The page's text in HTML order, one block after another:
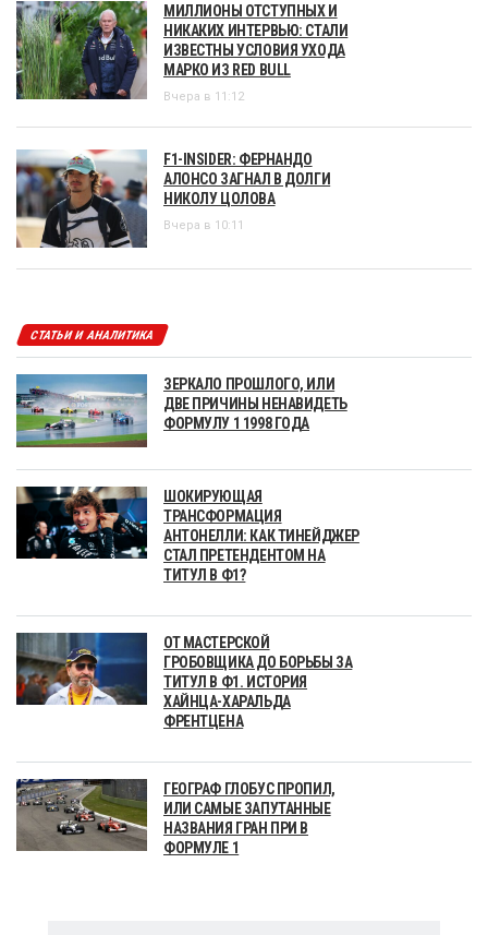
МИЛЛИОНЫ ОТСТУПНЫХ И
НИКАКИХ ИНТЕРВЬЮ: СТАЛИ
ИЗВЕСТНЫ УСЛОВИЯ УХОДА
МАРКО ИЗ RED BULL
Вчера в 11:12
F1-INSIDER: ФЕРНАНДО
АЛОНСО ЗАГНАЛ В ДОЛГИ
НИКОЛУ ЦОЛОВА
Вчера в 10:11
СТАТЬИ И АНАЛИТИКА
ЗЕРКАЛО ПРОШЛОГО, ИЛИ
ДВЕ ПРИЧИНЫ НЕНАВИДЕТЬ
ФОРМУЛУ 1 1998 ГОДА
ШОКИРУЮЩАЯ
ТРАНСФОРМАЦИЯ
АНТОНЕЛЛИ: КАК ТИНЕЙДЖЕР
СТАЛ ПРЕТЕНДЕНТОМ НА
ТИТУЛ В Ф1?
ОТ МАСТЕРСКОЙ
ГРОБОВЩИКА ДО БОРЬБЫ ЗА
ТИТУЛ В Ф1. ИСТОРИЯ
ХАЙНЦА-ХАРАЛЬДА
ФРЕНТЦЕНА
ГЕОГРАФ ГЛОБУС ПРОПИЛ,
ИЛИ САМЫЕ ЗАПУТАННЫЕ
НАЗВАНИЯ ГРАН ПРИ В
ФОРМУЛЕ 1